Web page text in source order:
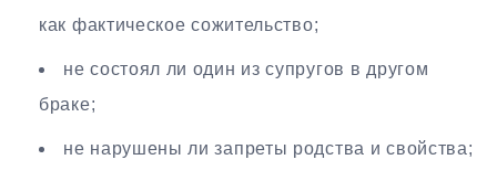
как фактическое сожительство;
не состоял ли один из супругов в другом
браке;
не нарушены ли запреты родства и свойства;